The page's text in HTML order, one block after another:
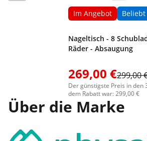
Im Angebot Beliebt
Nageltisch - 8
Räder - Absaugung
269,00 €299,00
Der günstigste Preis in den
dem Rabatt war: 299,00 €
Über die Marke